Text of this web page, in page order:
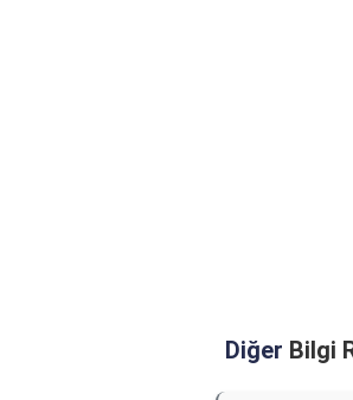
Diğer Bilgi